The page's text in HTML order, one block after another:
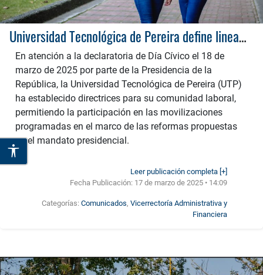
Universidad Tecnológica de Pereira define lineamientos para el Día Cívico del 18 de marzo de 2025
En atención a la declaratoria de Día Cívico el 18 de
marzo de 2025 por parte de la Presidencia de la
República, la Universidad Tecnológica de Pereira (UTP)
ha establecido directrices para su comunidad laboral,
permitiendo la participación en las movilizaciones
programadas en el marco de las reformas propuestas
en el mandato presidencial.
Leer publicación completa [+]
Fecha Publicación: 17 de marzo de 2025 • 14:09
Categorías:Comunicados,Vicerrectoría Administrativa y
Financiera